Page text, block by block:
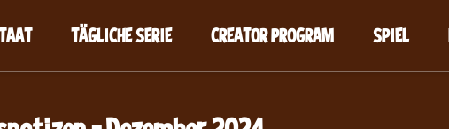
TÄGLICHE SERIE CREATOR PROGRAM SPIEL